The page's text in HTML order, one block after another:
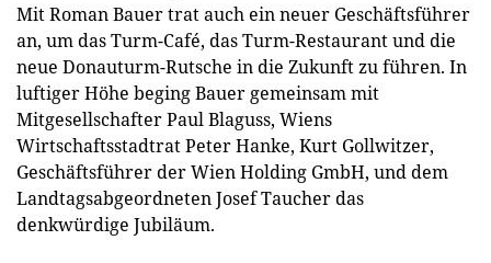
Mit Roman Bauer trat auch ein neuer Geschäftsführer
an, um das Turm-Café, das Turm-Restaurant und die
neue Donauturm-Rutsche in die Zukunft zu führen. In
luftiger Höhe beging Bauer gemeinsam mit
Mitgesellschafter Paul Blaguss, Wiens
Wirtschaftsstadtrat Peter Hanke, Kurt Gollwitzer,
Geschäftsführer der Wien Holding GmbH, und dem
Landtagsabgeordneten Josef Taucher das
denkwürdige Jubiläum.